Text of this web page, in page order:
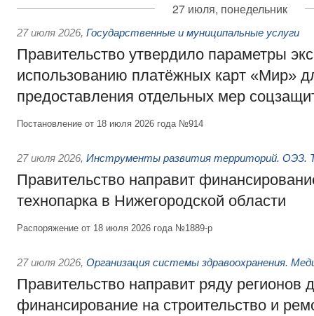
27 июля, понедельник
27 июля 2026, Государственные и муниципальные услуги
Правительство утвердило параметры
использованию платёжных карт «Мир»
предоставления отдельных мер
Постановление от 18 июля 2026 года №914
27 июля 2026, Инструменты развития территорий. ОЭЗ.
Правительство направит
технопарка в Нижегородской области
Распоряжение от 18 июля 2026 года №1889-р
27 июля 2026, Организация системы здравоохранения.
Правительство направит ряду регионов
финансирование на строительство и